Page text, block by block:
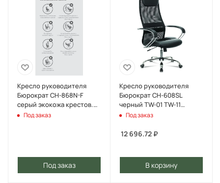
Кресло руководителя
Бюрократ CH-868N-F
серый экокожа крестов.
пластик подст.для ног
Под заказ
Под заказ
Кресло руководителя
Бюрократ CH-608SL
черный TW-01 TW-11
экокожа/сетка с
металл хром
Под заказ
12 696.72 ₽
В корзину